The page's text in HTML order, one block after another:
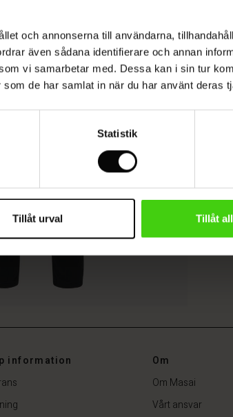
och annonserna till användarna,
även sådana identifierare och annan
vi samarbetar med. Dessa kan i sin tur
de har samlat in när du har använt deras
Statistik
Tillåt urval Tillåt
information
Om
Om Masai
Vårt ansvar